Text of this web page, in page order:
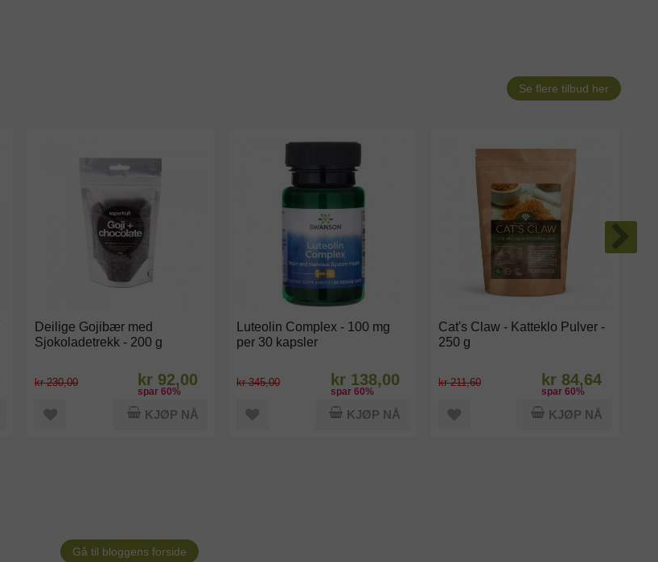
Se flere tilbud her
Deilige Gojibær med
Sjokoladetrekk - 200 g
kr 230,00 kr 92,00
spar 60%
KJØP NÅ
Luteolin Complex - 100 mg
per 30 kapsler
kr 345,00 kr 138,00
spar 60%
KJØP NÅ
Cat's Claw - Katteklo Pulver -
250 g
kr 211,60 kr 84,64
spar 60%
KJØP NÅ
Gå til bloggens forside